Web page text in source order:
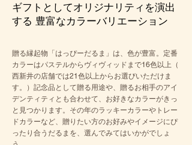
ギフトとしてオリジナリティを演出
する 豊富なカラーバリエーション
贈る縁起物「はっぴーだるま」は、色が豊富。定番
カラーはパステルからヴィヴィッドまで16色以上（
西新井の店舗では21色以上からお選びいただけま
す。
）記念品として贈る用途や、贈るお相手のアイ
デンティティとも合わせて、お好きなカラーがきっ
と見つかります。その年のラッキーカラーやトレー
ドカラーなど、贈りたい方のお好みやイメージにぴ
ったり合うだるまを、選んでみてはいかがでしょ